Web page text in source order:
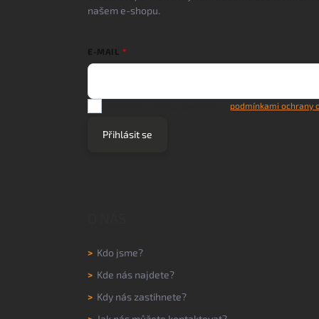
našem e-shopu.
E-MAIL
podmínkami ochrany
Přihlásit se
> Kdo jsme?
> Kde nás najdete?
> Kdy nás zastihnete?